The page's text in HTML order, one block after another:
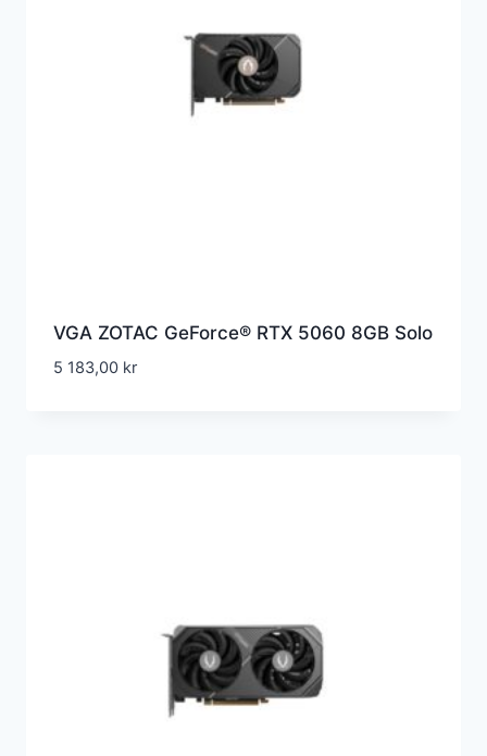
VGA ZOTAC GeForce® RTX 5060 8GB Solo
5 183,00 kr